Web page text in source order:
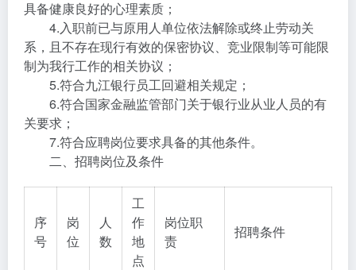
具备健康良好的心理素质；
4.入职前已与原用人单位依法解除或终止劳动关
系，且不存在现行有效的保密协议、竞业限制等可能限
制为我行工作的相关协议；
5.符合九江银行员工回避相关规定；
6.符合国家金融监管部门关于银行业从业人员的有
关要求；
7.符合应聘岗位要求具备的其他条件。
二、招聘岗位及条件
序
号
岗
位
人
数
工
作
地
点
岗位职
责
招聘条件